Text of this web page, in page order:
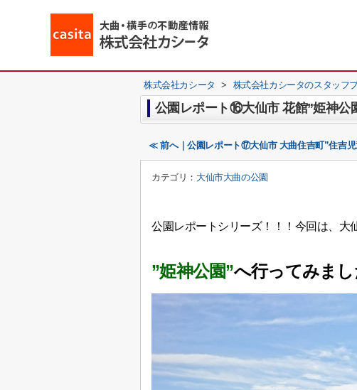
株式会社カシータ > 株式会社カシータのスタッフ
公園レポート⑯大仙市 花館”姫神公
≪ 前へ｜公園レポート⑰大仙市 大曲住吉町”住吉児
カテゴリ： 大仙市大曲の公園
公園レポートシリーズ！！！今回は、大
”姫神公園”へ行ってみまし